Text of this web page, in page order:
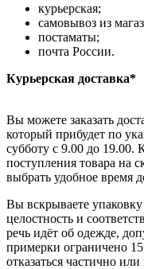
курьерская;
самовывоз из
постаматы;
почта России.
Курьерская доставка*
Вы можете заказать
который прибудет по
субботу с 9.00 до 19.00.
поступления товара на
выбрать удобное время
Вы вскрываете
целостность и
речь идёт об одежде,
примерки ограничено
отказаться частично